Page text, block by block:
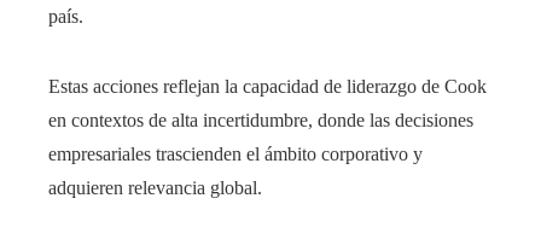
país.
Estas acciones reflejan la capacidad de liderazgo de Cook
en contextos de alta incertidumbre, donde las decisiones
empresariales trascienden el ámbito corporativo y
adquieren relevancia global.